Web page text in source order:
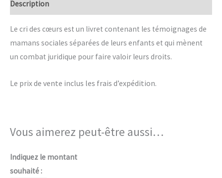
Description
Le cri des cœurs est un livret contenant les témoignages de
mamans sociales séparées de leurs enfants et qui mènent
un combat juridique pour faire valoir leurs droits.
Le prix de vente inclus les frais d’expédition.
Vous aimerez peut-être aussi…
Indiquez le montant
souhaité :